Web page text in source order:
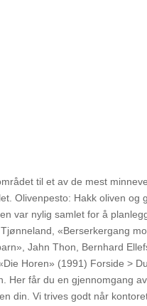
til et av de mest
Olivenpesto: Hakk oliven og
var nylig samlet for å
«Berserkergang
Jahn Thon, Bernhard
Horen» (1991) Forside >
Her får du en gjennomgang
din. Vi trives godt når